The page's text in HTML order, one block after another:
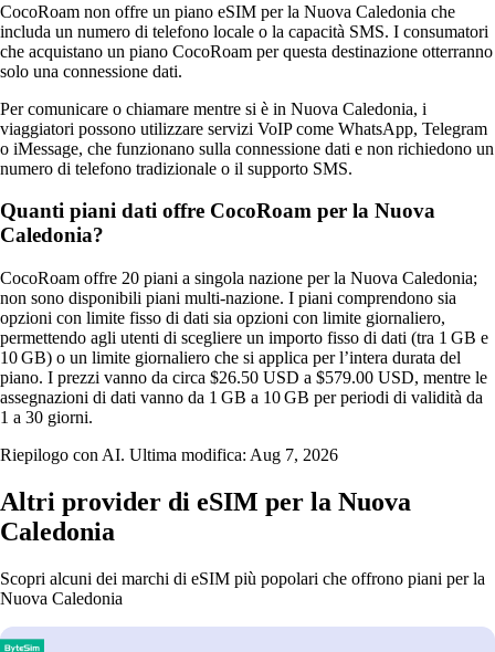
CocoRoam non offre un piano eSIM per la Nuova Caledonia che
includa un numero di telefono locale o la capacità SMS. I consumatori
che acquistano un piano CocoRoam per questa destinazione otterranno
solo una connessione dati.
Per comunicare o chiamare mentre si è in Nuova Caledonia, i
viaggiatori possono utilizzare servizi VoIP come WhatsApp, Telegram
o iMessage, che funzionano sulla connessione dati e non richiedono un
numero di telefono tradizionale o il supporto SMS.
Quanti piani dati offre CocoRoam per la Nuova
Caledonia?
CocoRoam offre 20 piani a singola nazione per la Nuova Caledonia;
non sono disponibili piani multi-nazione. I piani comprendono sia
opzioni con limite fisso di dati sia opzioni con limite giornaliero,
permettendo agli utenti di scegliere un importo fisso di dati (tra 1 GB e
10 GB) o un limite giornaliero che si applica per l’intera durata del
piano. I prezzi vanno da circa $26.50 USD a $579.00 USD, mentre le
assegnazioni di dati vanno da 1 GB a 10 GB per periodi di validità da
1 a 30 giorni.
Riepilogo con AI. Ultima modifica: Aug 7, 2026
Altri provider di eSIM per la Nuova
Caledonia
Scopri alcuni dei marchi di eSIM più popolari che offrono piani per la
Nuova Caledonia